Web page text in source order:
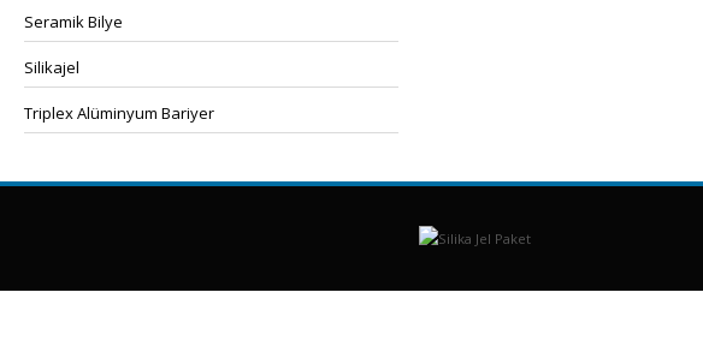
Seramik Bilye
Silikajel
Triplex Alüminyum Bariyer